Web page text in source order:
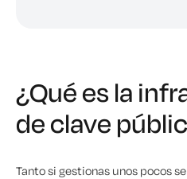
¿Qué es la
de clave
Tanto si gestionas unos pocos